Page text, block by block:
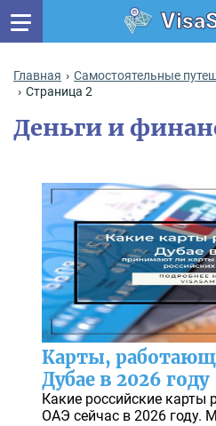
Главная Самостоятельные
Страница 2
Деньги и
Карты,
Дубае в 2026 году
Какие российские карты
ОАЭ сейчас в 2026 году.